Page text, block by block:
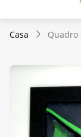
Casa Quadro